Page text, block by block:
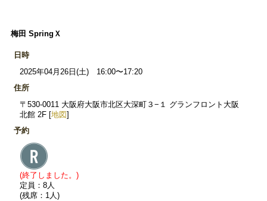
梅田 SpringＸ
日時
2025年04月26日(土) 16:00〜17:20
住所
〒530-0011 大阪府大阪市北区大深町３−１ グランフロント大阪
北館 2F [地図]
予約
(終了しました。)
定員：8人
(残席：1人)